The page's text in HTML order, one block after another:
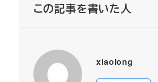
この記事を書いた人
xiaolong